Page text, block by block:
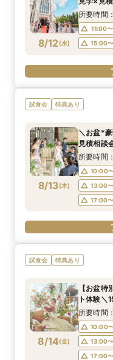
8/11(火)
16:00〜
8/11(火)
16:00〜
8/11(火)
16:00〜
8/11(火)
16:00〜
8/12(水)
所要時間
11:00〜
15:00〜
試食会 特典あり
8/13(木)
＼お盆*
見積相談
所要時間
10:00
13:00〜
17:00〜
試食会 特典あり
8/14(金)
【お盆
ト体験＼
所要時間
10:00
13:00〜
17:00〜